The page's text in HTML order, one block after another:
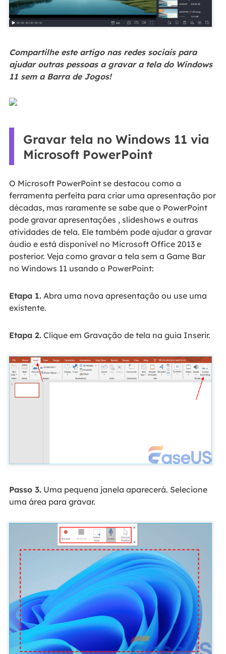
Compartilhe este artigo nas redes sociais para
ajudar outras pessoas a gravar a tela do Windows
11 sem a Barra de Jogos!
Gravar tela no Windows 11 via
Microsoft PowerPoint
O Microsoft PowerPoint se destacou como a
ferramenta perfeita para criar uma apresentação por
décadas, mas raramente se sabe que o PowerPoint
pode gravar apresentações , slideshows e outras
atividades de tela. Ele também pode ajudar a gravar
áudio e está disponível no Microsoft Office 2013 e
posterior. Veja como gravar a tela sem a Game Bar
no Windows 11 usando o PowerPoint:
Etapa 1.Abra uma nova apresentação ou use uma
existente.
Etapa 2.Clique em Gravação de tela na guia Inserir.
Passo 3.Uma pequena janela aparecerá. Selecione
uma área para gravar.